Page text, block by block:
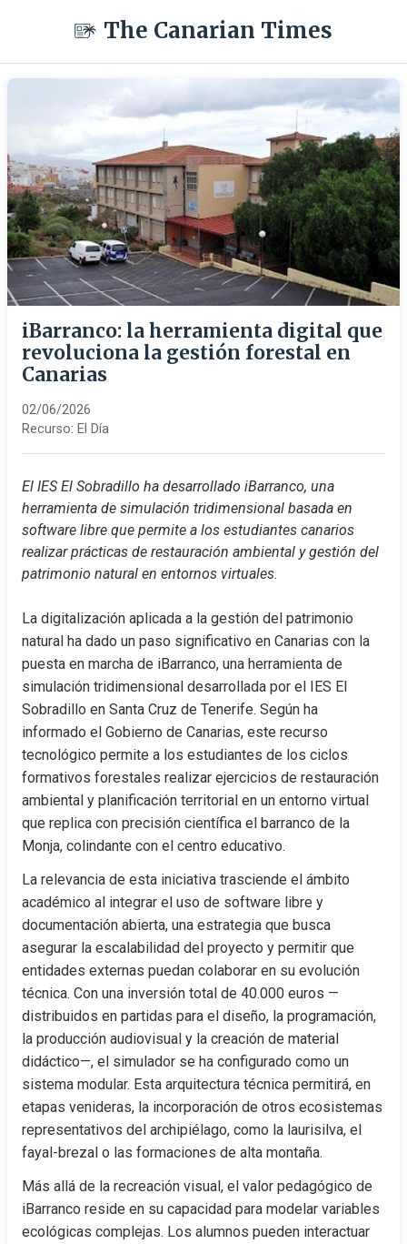
The Canarian Times
iBarranco: la herramienta digital que
revoluciona la gestión forestal en
Canarias
02/06/2026
Recurso: El Día
El IES El Sobradillo ha desarrollado iBarranco, una
herramienta de simulación tridimensional basada en
software libre que permite a los estudiantes canarios
realizar prácticas de restauración ambiental y gestión del
patrimonio natural en entornos virtuales.
La digitalización aplicada a la gestión del patrimonio
natural ha dado un paso significativo en Canarias con la
puesta en marcha de iBarranco, una herramienta de
simulación tridimensional desarrollada por el IES El
Sobradillo en Santa Cruz de Tenerife. Según ha
informado el Gobierno de Canarias, este recurso
tecnológico permite a los estudiantes de los ciclos
formativos forestales realizar ejercicios de restauración
ambiental y planificación territorial en un entorno virtual
que replica con precisión científica el barranco de la
Monja, colindante con el centro educativo.
La relevancia de esta iniciativa trasciende el ámbito
académico al integrar el uso de software libre y
documentación abierta, una estrategia que busca
asegurar la escalabilidad del proyecto y permitir que
entidades externas puedan colaborar en su evolución
técnica. Con una inversión total de 40.000 euros —
distribuidos en partidas para el diseño, la programación,
la producción audiovisual y la creación de material
didáctico—, el simulador se ha configurado como un
sistema modular. Esta arquitectura técnica permitirá, en
etapas venideras, la incorporación de otros ecosistemas
representativos del archipiélago, como la laurisilva, el
fayal-brezal o las formaciones de alta montaña.
Más allá de la recreación visual, el valor pedagógico de
iBarranco reside en su capacidad para modelar variables
ecológicas complejas. Los alumnos pueden interactuar